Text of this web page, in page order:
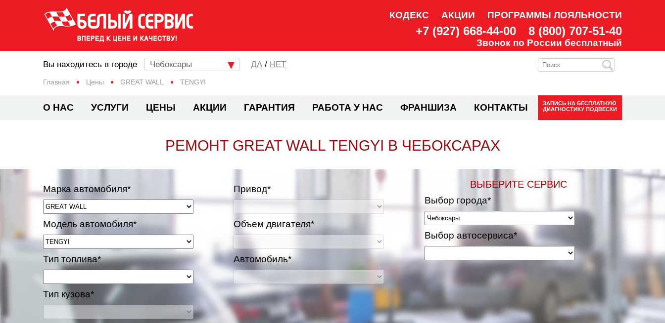
КОДЕКС АКЦИИ ПРОГРАММЫ ЛОЯЛЬНОСТИ
+7 (927) 668-44-00 8 (800) 707-51-40
Звонок по России бесплатный
Главная Цены GREAT WALL TENGYI
Вы находитесь в городе Чебоксары / НЕТ
О НАС УСЛУГИ ЦЕНЫ АКЦИИ ГАРАНТИЯ РАБОТА У НАС ФРАНШИЗА КОНТАКТЫ ЗАПИСЬ НА БЕСПЛАТНУЮ
ДИАГНОСТИКУ ПОДВЕСКИ
РЕМОНТ GREAT WALL TENGYI В ЧЕБОКСАРАХ
Марка автомобиля*
Модель автомобиля*
Тип топлива*
Тип кузова*
Привод*
Объем двигателя*
Автомобиль*
ВЫБЕРИТЕ СЕРВИС
Выбор города*
Выбор автосервиса*